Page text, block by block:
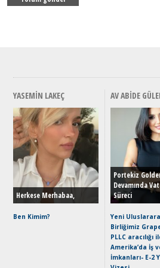
YASEMIN LAKEÇ
Herkese Merhabaa,
Ben Kimim?
AV ABIDE
Portekiz
Devamında
Süreci
Yeni
Birliğimiz
PLLC aracılığı
Amerika’da İş
İmkanları- E-2